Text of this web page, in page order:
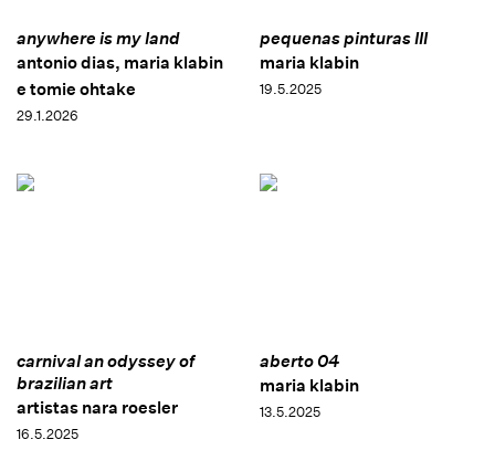
anywhere is my land
antonio dias, maria klabin
e tomie ohtake
29.1.2026
pequenas pinturas III
maria klabin
19.5.2025
carnival an odyssey of
brazilian art
artistas nara roesler
16.5.2025
aberto 04
maria klabin
13.5.2025